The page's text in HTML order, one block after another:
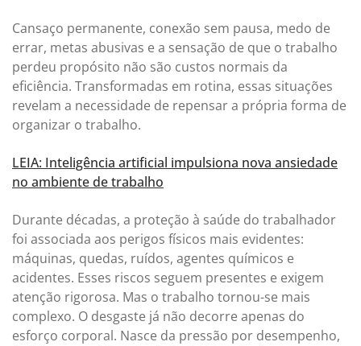
Cansaço permanente, conexão sem pausa, medo de
errar, metas abusivas e a sensação de que o trabalho
perdeu propósito não são custos normais da
eficiência. Transformadas em rotina, essas situações
revelam a necessidade de repensar a própria forma de
organizar o trabalho.
LEIA: Inteligência artificial impulsiona nova ansiedade
no ambiente de trabalho
Durante décadas, a proteção à saúde do trabalhador
foi associada aos perigos físicos mais evidentes:
máquinas, quedas, ruídos, agentes químicos e
acidentes. Esses riscos seguem presentes e exigem
atenção rigorosa. Mas o trabalho tornou-se mais
complexo. O desgaste já não decorre apenas do
esforço corporal. Nasce da pressão por desempenho,